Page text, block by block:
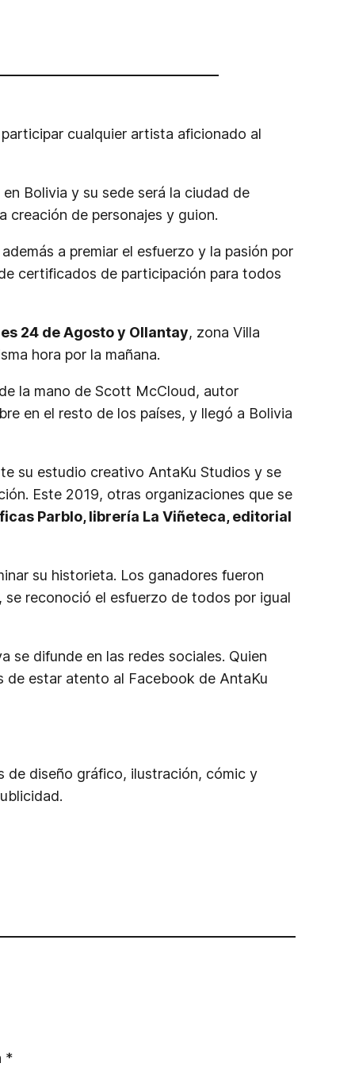
cualquier artista aficionado al
en Bolivia y su sede será la ciudad de
creación de personajes y guion.
a premiar el esfuerzo y la pasión por
certificados de participación para todos
24 de Agosto y Ollantay, zona Villa
hora por la mañana.
la mano de Scott McCloud, autor
en el resto de los países, y llegó a Bolivia
su estudio creativo AntaKu Studios y se
Este 2019, otras organizaciones que se
Parblo, librería La Viñeteca, editorial
su historieta. Los ganadores fueron
se reconoció el esfuerzo de todos por igual
difunde en las redes sociales. Quien
de estar atento al Facebook de AntaKu
de diseño gráfico, ilustración, cómic y
*